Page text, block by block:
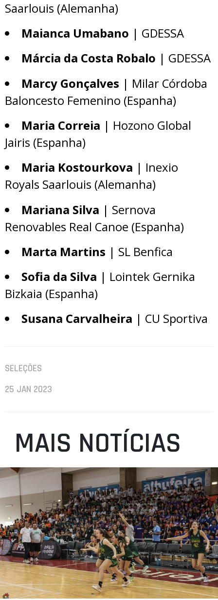
Saarlouis (Alemanha)
Maianca Umabano | GDESSA
Márcia da Costa Robalo | GDESSA
Marcy Gonçalves | Milar Córdoba
Baloncesto Femenino (Espanha)
Maria Correia | Hozono Global
Jairis (Espanha)
Maria Kostourkova | Inexio
Royals Saarlouis (Alemanha)
Mariana Silva | Sernova
Renovables Real Canoe (Espanha)
Marta Martins | SL Benfica
Sofia da Silva | Lointek Gernika
Bizkaia (Espanha)
Susana Carvalheira | CU Sportiva
SELEÇÕES
25 JAN 2023
MAIS NOTÍCIAS